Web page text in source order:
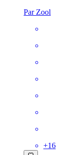
Par Zool
+16